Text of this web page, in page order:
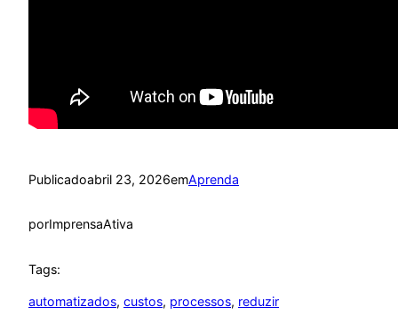
Publicadoabril 23, 2026emAprenda
porImprensaAtiva
Tags:
automatizados, custos, processos, reduzir